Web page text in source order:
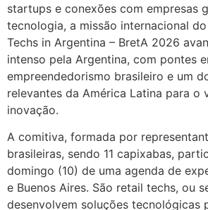
startups e conexões com empresas
tecnologia, a missão internacional
Techs in Argentina – BretA 2026
intenso pela Argentina, com pontes
empreendedorismo brasileiro e um
relevantes da América Latina para o
inovação.
A comitiva, formada por
brasileiras, sendo 11 capixabas,
domingo (10) de uma agenda de
e Buenos Aires. São retail techs, ou
desenvolvem soluções tecnológicas